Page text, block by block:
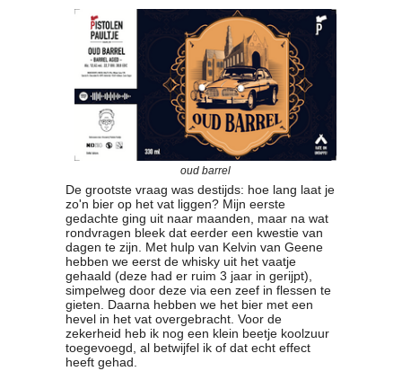
oud barrel
De grootste vraag was destijds: hoe lang laat je
zo'n bier op het vat liggen? Mijn eerste
gedachte ging uit naar maanden, maar na wat
rondvragen bleek dat eerder een kwestie van
dagen te zijn. Met hulp van Kelvin van Geene
hebben we eerst de whisky uit het vaatje
gehaald (deze had er ruim 3 jaar in gerijpt),
simpelweg door deze via een zeef in flessen te
gieten. Daarna hebben we het bier met een
hevel in het vat overgebracht. Voor de
zekerheid heb ik nog een klein beetje koolzuur
toegevoegd, al betwijfel ik of dat echt effect
heeft gehad.
Informatie
Bestuur
- Historie
Reglementen
Privacyverklaring
Commissies
Polderbok
Wedstrijduitslagen
Bijzondere Leden
- Keurmeesters
- Professioneel
- Biersommeliers
Recepten
Recepten
Zoeken